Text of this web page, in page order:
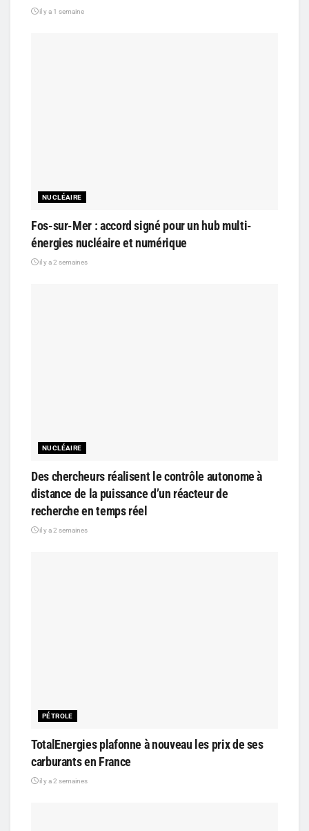
il y a 1 semaine
NUCLÉAIRE
Fos-sur-Mer : accord signé pour un hub multi-
énergies nucléaire et numérique
il y a 2 semaines
NUCLÉAIRE
Des chercheurs réalisent le contrôle autonome à
distance de la puissance d’un réacteur de
recherche en temps réel
il y a 2 semaines
PÉTROLE
TotalEnergies plafonne à nouveau les prix de ses
carburants en France
il y a 2 semaines